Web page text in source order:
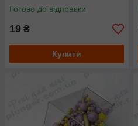
Готово до відправки
19 ₴
Купити